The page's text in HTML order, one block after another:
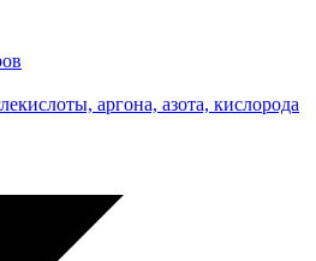
аргона, азота, кислорода